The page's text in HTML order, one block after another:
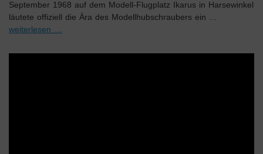
September 1968 auf dem Modell-Flugplatz Ikarus in Harsewinkel
läutete offiziell die Ära des Modellhubschraubers ein …
weiterlesen …